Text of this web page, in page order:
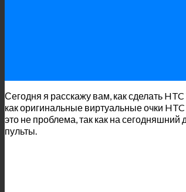
Сегодня я расскажу вам, как сделать
как оригинальные виртуальные очки
это не проблема, так как на
пульты.